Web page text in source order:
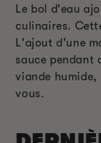
Le bol d'eau
culinaires.
L'ajout d'une
sauce pendant
viande humide,
vous.